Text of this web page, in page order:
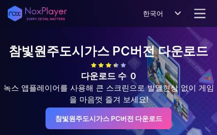
한국어
참빛원주도시가스 PC버전 다운로드
다운로드 수 0
녹스 앱플레이어를 사용해 큰 스크린으로 발열현상 없이 게임
을 마음껏 즐겨 보세요!
참빛원주도시가스 PC버전 다운로드